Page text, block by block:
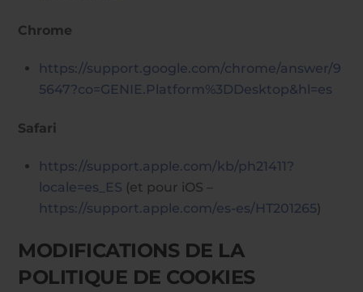
Chrome
https://support.google.com/chrome/answer/9
5647?co=GENIE.Platform%3DDesktop&hl=es
Safari
https://support.apple.com/kb/ph21411?
locale=es_ES (et pour iOS –
https://support.apple.com/es-es/HT201265)
MODIFICATIONS DE LA
POLITIQUE DE COOKIES